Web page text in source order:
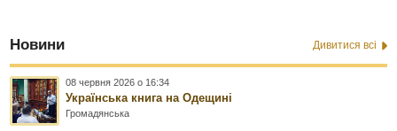
Новини Дивитися всі
08 червня 2026 о 16:34
Українська книга на Одещині
Громадянська